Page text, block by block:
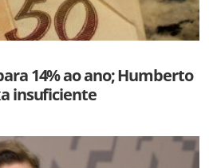
14% ao ano; Humberto
insuficiente